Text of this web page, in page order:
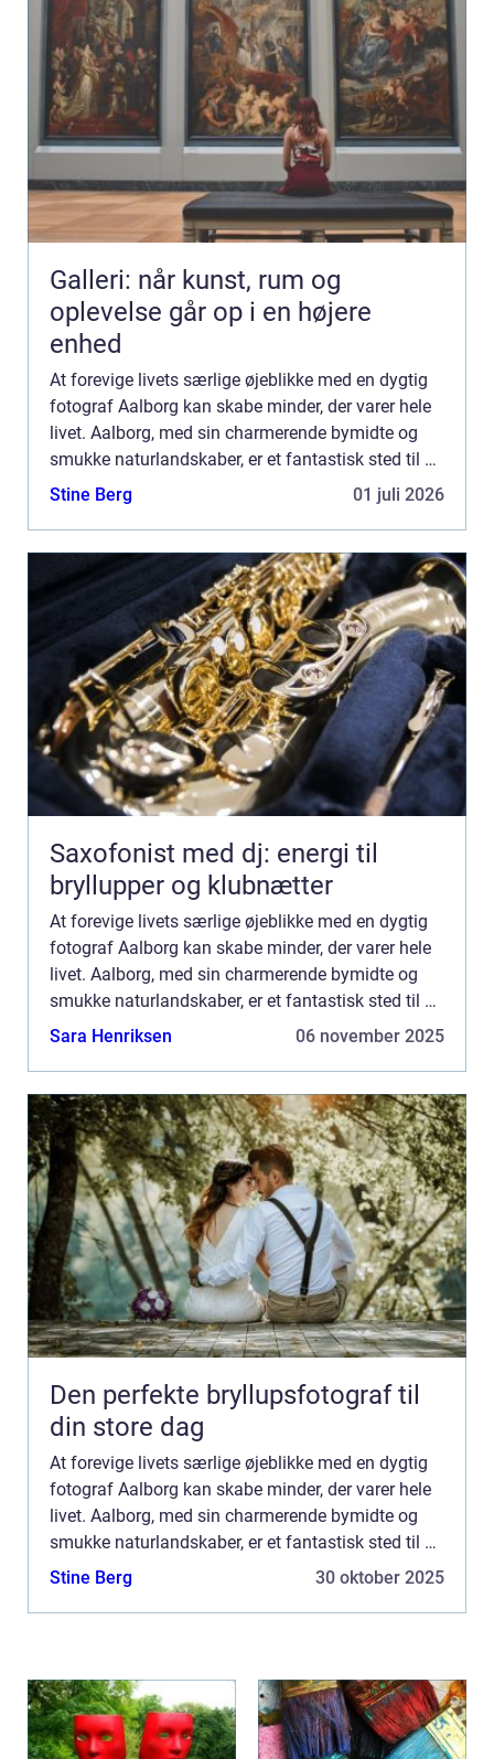
Galleri: når kunst, rum og
oplevelse går op i en højere
enhed
At forevige livets særlige øjeblikke med en dygtig
fotograf Aalborg kan skabe minder, der varer hele
livet. Aalborg, med sin charmerende bymidte og
smukke naturlandskaber, er et fantastisk sted til at
indfange personlige og professionell...
Stine Berg 01 juli 2026
Saxofonist med dj: energi til
bryllupper og klubnætter
At forevige livets særlige øjeblikke med en dygtig
fotograf Aalborg kan skabe minder, der varer hele
livet. Aalborg, med sin charmerende bymidte og
smukke naturlandskaber, er et fantastisk sted til at
indfange personlige og professionell...
Sara Henriksen 06 november 2025
Den perfekte bryllupsfotograf til
din store dag
At forevige livets særlige øjeblikke med en dygtig
fotograf Aalborg kan skabe minder, der varer hele
livet. Aalborg, med sin charmerende bymidte og
smukke naturlandskaber, er et fantastisk sted til at
indfange personlige og professionell...
Stine Berg 30 oktober 2025